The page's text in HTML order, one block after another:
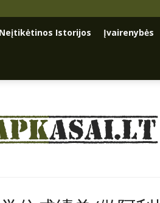
Neįtikėtinos Istorijos Įvairenybės